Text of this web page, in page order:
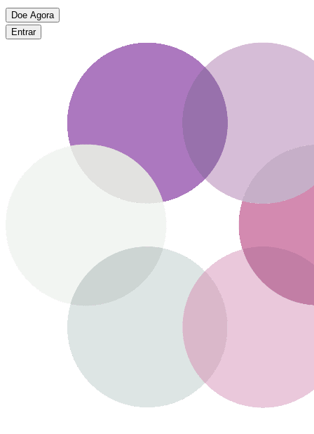
Doe Agora
Entrar